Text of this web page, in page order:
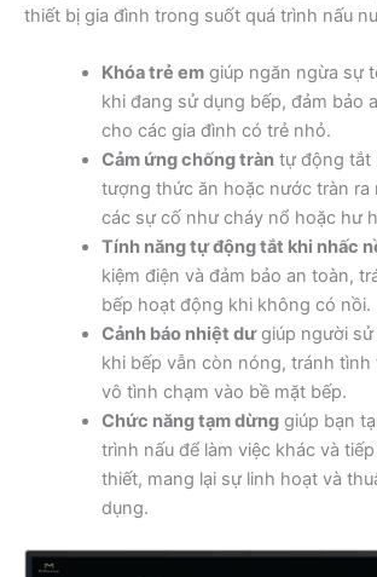
thiết bị gia đình trong suốt quá trình nấu
Khóa trẻ emgiúp ngăn ngừa sự
khi đang sử dụng bếp, đảm bảo
cho các gia đình có trẻ nhỏ.
Cảm ứng chống tràntự động tắt
tượng thức ăn hoặc nước tràn ra
các sự cố như cháy nổ hoặc hư
Tính năng tự động tắt khi nhấc
kiệm điện và đảm bảo an toàn,
bếp hoạt động khi không có nồi.
Cảnh báo nhiệt dưgiúp người sử
khi bếp vẫn còn nóng, tránh
vô tình chạm vào bề mặt bếp.
Chức năng tạm dừnggiúp bạn
trình nấu để làm việc khác và
thiết, mang lại sự linh hoạt và
dụng.